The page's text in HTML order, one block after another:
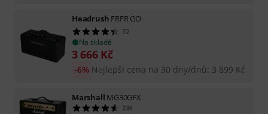
Headrush FRFR GO
72
Na skladě
3 666 Kč
Nejlepší cena na 30 dny/dnů: 3 899 Kč
-6%
Marshall MG30GFX
234